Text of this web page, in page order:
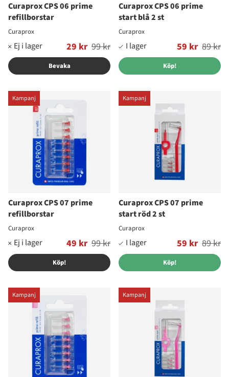
Curaprox CPS 06 prime
refillborstar
Curaprox
29 kr
Ordinarie pris: 99 kr
Bevaka
Curaprox CPS 06 prime
start blå 2 st
Curaprox
59 kr
Ordinarie pris: 89 kr
Köp!
Kampanj
Curaprox CPS 07 prime
refillborstar
Curaprox
49 kr
Ordinarie pris: 99 kr
Köp!
Kampanj
Curaprox CPS 07 prime
start röd 2 st
Curaprox
59 kr
Ordinarie pris: 89 kr
Köp!
Kampanj Kampanj